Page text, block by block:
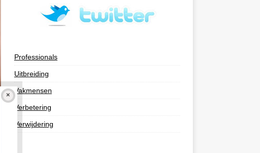
Professionals
Uitbreiding
Vakmensen
Verbetering
Verwijdering